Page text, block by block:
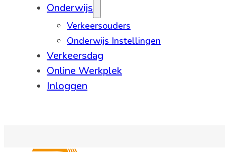
Onderwijs
Verkeersouders
Onderwijs Instellingen
Verkeersdag
Online Werkplek
Inloggen